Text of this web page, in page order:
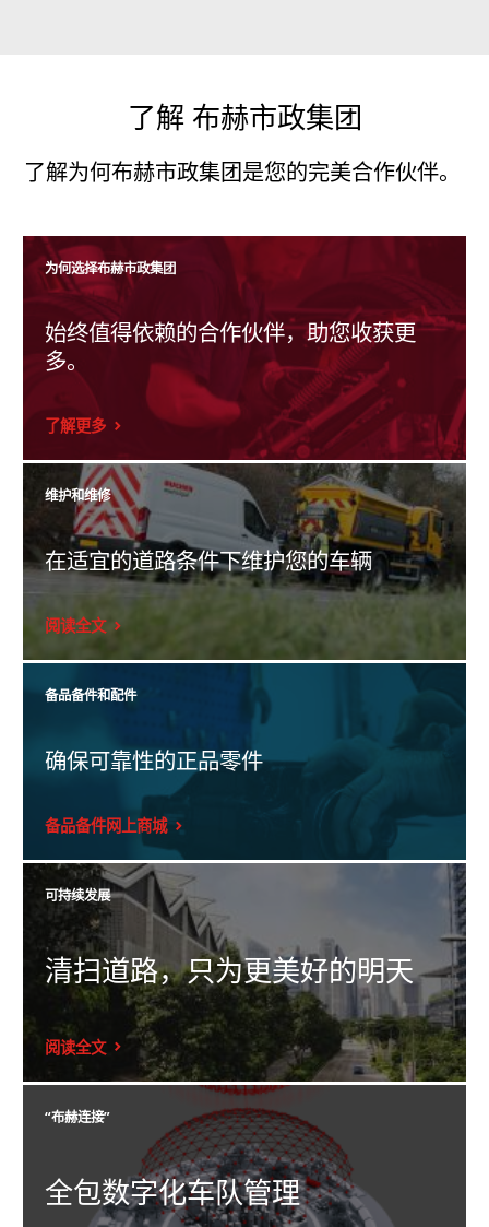
Ecocat控制单元可以存储全球日常操作数据，可通过串行连接下载或
打印。
红外传感器与Ecosat 之间串行连接，可根据道路温度自动改变撒布投
料量。
大型彩色显示屏95毫米 x 55毫米，可调光。
如果要撒布的数量或撒布宽度发生变化，则放大显示区域。
简单安全地调整最重要的撒布参数：计量宽度和不对称性。
了解 布赫市政集团
了解为何布赫市政集团是您的完美合作伙伴。
为何选择布赫市政集团
始终值得依赖的合作伙伴，助您收获更
多。
了解更多
维护和维修
在适宜的道路条件下维护您的车辆
阅读全文
备品备件和配件
确保可靠性的正品零件
备品备件网上商城
可持续发展
清扫道路，只为更美好的明天
阅读全文
“布赫连接”
全包数字化车队管理